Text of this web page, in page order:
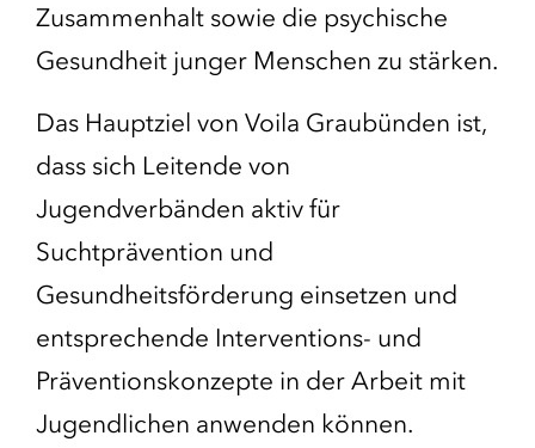
Zusammenhalt sowie die psychische
Gesundheit junger Menschen zu stärken.
Das Hauptziel von Voila Graubünden ist,
dass sich Leitende von
Jugendverbänden aktiv für
Suchtprävention und
Gesundheitsförderung einsetzen und
entsprechende Interventions- und
Präventionskonzepte in der Arbeit mit
Jugendlichen anwenden können.